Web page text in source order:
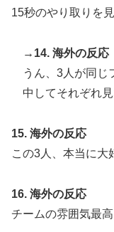
15秒のやり取りを
→14. 海外の反応
うん、3人が同じ
中してそれぞれ
15. 海外の反応
この3人、本当に大
16. 海外の反応
チームの雰囲気最高